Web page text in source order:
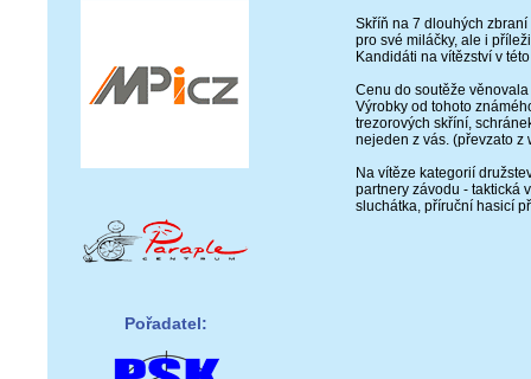
Pořadatel:
Skříň na 7 dlouhých
pro své miláčky, ale i
Kandidáti na vítězství v
Cenu do soutěže
Výrobky od tohoto
trezorových skříní,
nejeden z vás. (převzato z
Na vítěze kategorií
partnery závodu - taktická
sluchátka, příruční hasicí